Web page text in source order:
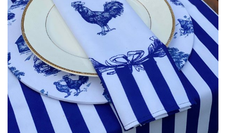
Lost password?
EL YAPIMI ÜRÜNLER (6)
Mutfak Önlükleri (2)
Kurulama Bezi (4)
Limoncello Azzurri (2)
Limoncello Rosso (3)
Martinmas Collection (3)
MASA ÖRTÜSÜ (4)
Mimas Collection (4)
Morris Collection (1)
Noi Collection (12)